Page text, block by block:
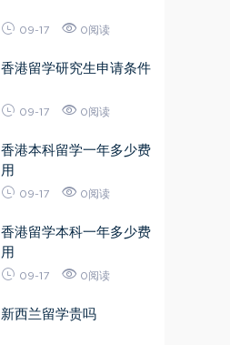
09-17 0阅读
香港留学研究生申请条件
09-17 0阅读
香港本科留学一年多少费
用
09-17 0阅读
香港留学本科一年多少费
用
09-17 0阅读
新西兰留学贵吗